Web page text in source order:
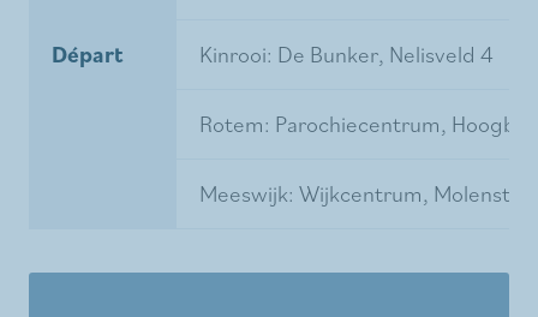
Départ Kinrooi: De Bunker, Nelisveld 4
Rotem: Parochiecentrum,
Meeswijk: Wijkcentrum,